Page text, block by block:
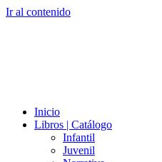
Ir al contenido
Inicio
Libros | Catálogo
Infantil
Juvenil